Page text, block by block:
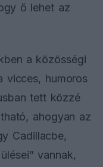
ő lehet az
a közösségi
vicces, humoros
tett közzé
ahogyan az
Cadillacbe,
vannak,